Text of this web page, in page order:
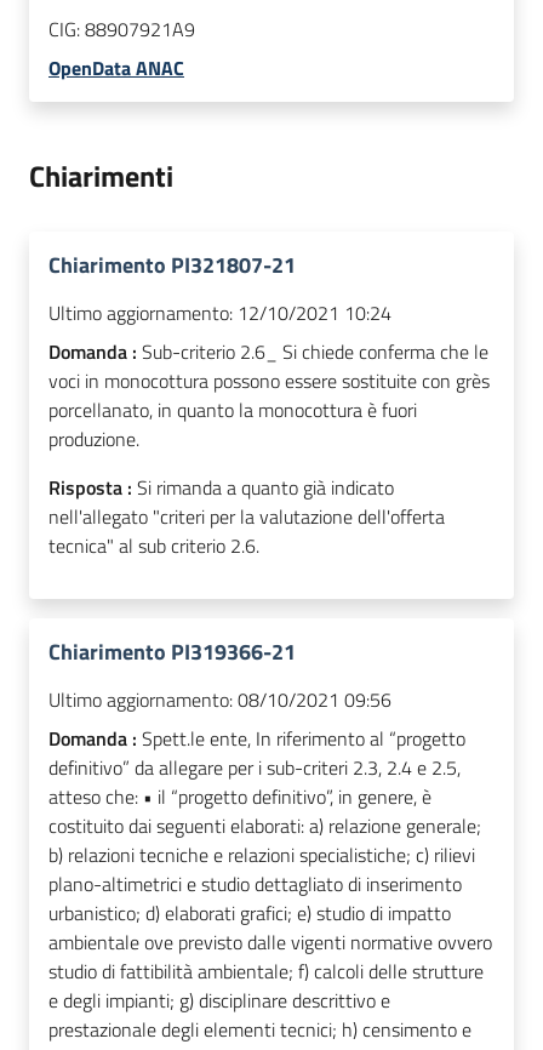
CIG:88907921A9
OpenData ANAC
Chiarimenti
Chiarimento PI321807-21
Ultimo aggiornamento: 12/10/2021 10:24
Domanda : Sub-criterio 2.6_ Si chiede conferma che le
voci in monocottura possono essere sostituite con grès
porcellanato, in quanto la monocottura è fuori
produzione.
Risposta : Si rimanda a quanto già indicato
nell'allegato "criteri per la valutazione dell'offerta
tecnica" al sub criterio 2.6.
Chiarimento PI319366-21
Ultimo aggiornamento:08/10/2021 09:56
Domanda : Spett.le ente, In riferimento al “progetto
definitivo” da allegare per i sub-criteri 2.3, 2.4 e 2.5,
atteso che: • il “progetto definitivo”, in genere, è
costituito dai seguenti elaborati: a) relazione generale;
b) relazioni tecniche e relazioni specialistiche; c) rilievi
plano-altimetrici e studio dettagliato di inserimento
urbanistico; d) elaborati grafici; e) studio di impatto
ambientale ove previsto dalle vigenti normative ovvero
studio di fattibilità ambientale; f) calcoli delle strutture
e degli impianti; g) disciplinare descrittivo e
prestazionale degli elementi tecnici; h) censimento e